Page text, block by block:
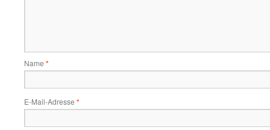
Name *
E-Mail-Adresse *